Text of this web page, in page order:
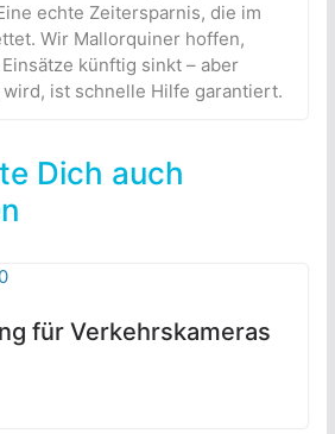
echte Zeitersparnis, die im
Wir Mallorquiner hoffen,
künftig sinkt – aber
ist schnelle Hilfe garantiert.
Dich auch
für Verkehrskameras